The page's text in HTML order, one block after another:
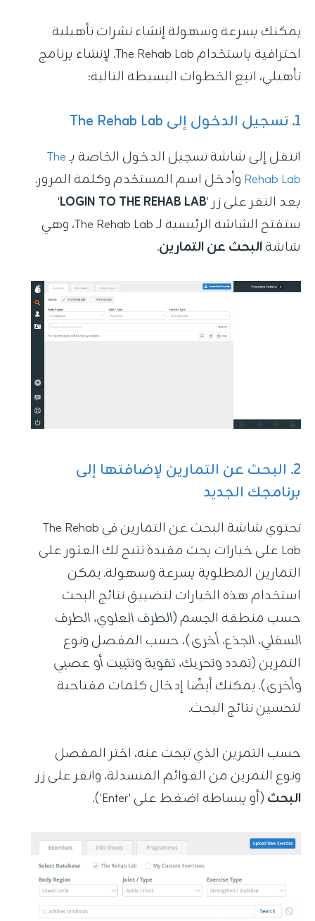
التحديثات
يمكنك بسرعة وسهولة إنشاء نشرات تأهيلية
احترافية باستخدام The Rehab Lab. لإنشاء برنامج
تأهيلي، اتبع الخطوات البسيطة التالية:
1. تسجيل الدخول إلى The Rehab Lab
انتقل إلى شاشة تسجيل الدخول الخاصة بـThe
Rehab Lab وأدخل اسم المستخدم وكلمة المرور.
بعد النقر على زر 'LOGIN TO THE REHAB LAB
'
ستفتح الشاشة الرئيسية لـ The Rehab Lab، وهي
شاشةالبحث عن التمارين.
2. البحث عن التمارين لإضافتها إلى
برنامجك الجديد
تحتوي شاشة البحث عن التمارين في The Rehab
Lab على خيارات بحث مفيدة تتيح لك العثور على
التمارين المطلوبة بسرعة وسهولة. يمكن
استخدام هذه الخيارات لتضييق نتائج البحث
حسب منطقة الجسم (الطرف العلوي، الطرف
السفلي، الجذع، أخرى)، حسب المفصل ونوع
التمرين (تمدد وتحريك، تقوية وتثبيت أو عصبي
وأخرى). يمكنك أيضًا إدخال كلمات مفتاحية
لتحسين نتائج البحث.
حسب التمرين الذي تبحث عنه، اختر المفصل
ونوع التمرين من القوائم المنسدلة، وانقر على زر
البحث (أو ببساطة اضغط على 'Enter').